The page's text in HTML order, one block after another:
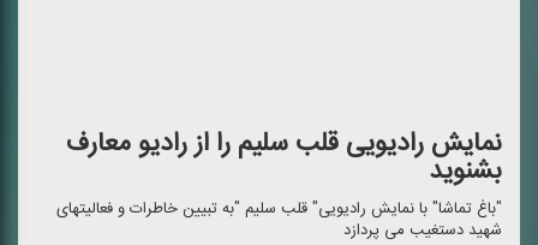
نمایش رادیویی قلب سلیم را از رادیو معارف
بشنوید
"باغ تماشا" با نمایش رادیویی" قلب سلیم "به تبیین خاطرات و فعالیتهای
شهید دستغیب می پردازد